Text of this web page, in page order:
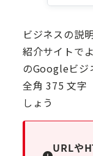
ビジネスの説
紹介サイトで
のGoogleビジ
全角 375 文字
しょう
URLや